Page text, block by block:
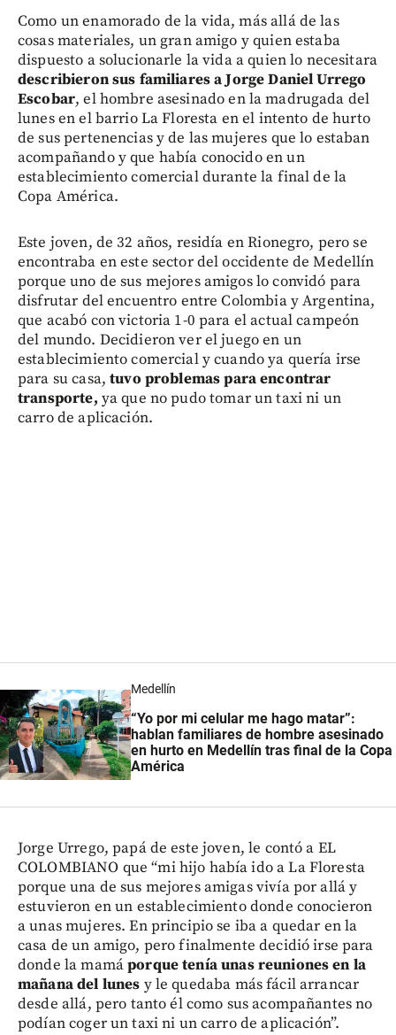
Como un enamorado de la vida, más allá de las
cosas materiales, un gran amigo y quien estaba
dispuesto a solucionarle la vida a quien lo necesitara
describieron sus familiares a Jorge Daniel Urrego
Escobar, el hombre asesinado en la madrugada del
lunes en el barrio La Floresta en el intento de hurto
de sus pertenencias y de las mujeres que lo estaban
acompañando y que había conocido en un
establecimiento comercial durante la final de la
Copa América.
Este joven, de 32 años, residía en Rionegro, pero se
encontraba en este sector del occidente de Medellín
porque uno de sus mejores amigos lo convidó para
disfrutar del encuentro entre Colombia y Argentina,
que acabó con victoria 1-0 para el actual campeón
del mundo. Decidieron ver el juego en un
establecimiento comercial y cuando ya quería irse
para su casa,tuvo problemas para encontrar
transporte, ya que no pudo tomar un taxi ni un
carro de aplicación.
Medellín
“Yo por mi celular me hago matar”:
hablan familiares de hombre asesinado
en hurto en Medellín tras final de la Copa
América
Jorge Urrego, papá de este joven, le contó a EL
COLOMBIANO que “mi hijo había ido a La Floresta
porque una de sus mejores amigas vivía por allá y
estuvieron en un establecimiento donde conocieron
a unas mujeres. En principio se iba a quedar en la
casa de un amigo, pero finalmente decidió irse para
donde la mamáporque tenía unas reuniones en la
mañana del lunes y le quedaba más fácil arrancar
desde allá, pero tanto él como sus acompañantes no
podían coger un taxi ni un carro de aplicación”.